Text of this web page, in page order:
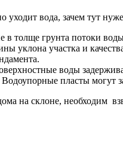
уходит вода, зачем тут
толще грунта потоки
уклона участка и
воды
пласты могут
на склоне, необходим